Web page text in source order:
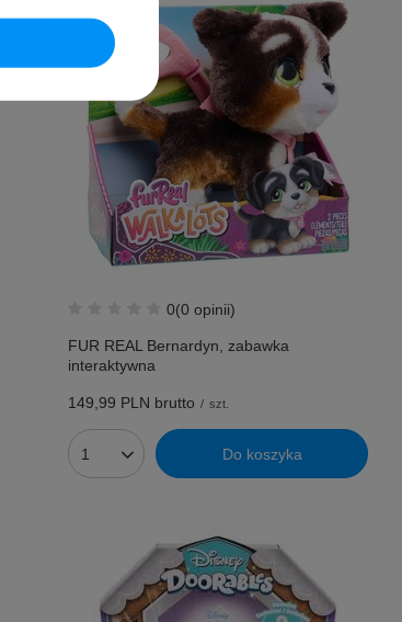
0(0 opinii)
FUR REAL Bernardyn, zabawka
interaktywna
149,99 PLN brutto / szt.
Do koszyka